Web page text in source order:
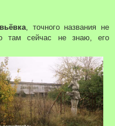
, точного названия не
там сейчас не знаю, его